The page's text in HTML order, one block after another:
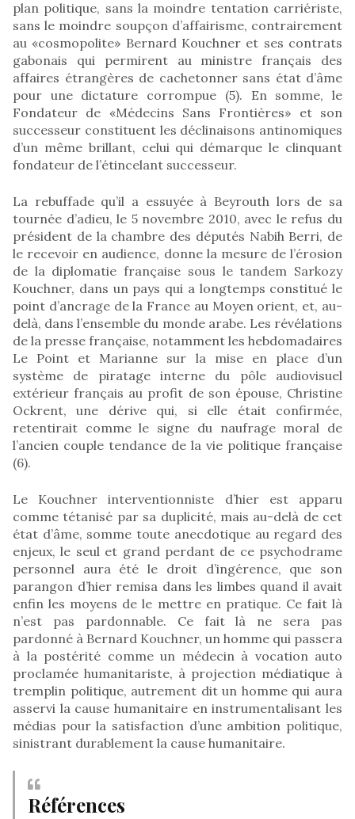
plan politique, sans la moindre tentation carriériste,
sans le moindre soupçon d’affairisme, contrairement
au «cosmopolite» Bernard Kouchner et ses contrats
gabonais qui permirent au ministre français des
affaires étrangères de cachetonner sans état d’âme
pour une dictature corrompue (5). En somme, le
Fondateur de «Médecins Sans Frontières» et son
successeur constituent les déclinaisons antinomiques
d’un même brillant, celui qui démarque le clinquant
fondateur de l’étincelant successeur.
La rebuffade qu’il a essuyée à Beyrouth lors de sa
tournée d’adieu, le 5 novembre 2010, avec le refus du
président de la chambre des députés Nabih Berri, de
le recevoir en audience, donne la mesure de l’érosion
de la diplomatie française sous le tandem Sarkozy
Kouchner, dans un pays qui a longtemps constitué le
point d’ancrage de la France au Moyen orient, et, au-
delà, dans l’ensemble du monde arabe. Les révélations
de la presse française, notamment les hebdomadaires
Le Point et Marianne sur la mise en place d’un
système de piratage interne du pôle audiovisuel
extérieur français au profit de son épouse, Christine
Ockrent, une dérive qui, si elle était confirmée,
retentirait comme le signe du naufrage moral de
l’ancien couple tendance de la vie politique française
(6).
Le Kouchner interventionniste d’hier est apparu
comme tétanisé par sa duplicité, mais au-delà de cet
état d’âme, somme toute anecdotique au regard des
enjeux, le seul et grand perdant de ce psychodrame
personnel aura été le droit d’ingérence, que son
parangon d’hier remisa dans les limbes quand il avait
enfin les moyens de le mettre en pratique. Ce fait là
n’est pas pardonnable. Ce fait là ne sera pas
pardonné à Bernard Kouchner, un homme qui passera
à la postérité comme un médecin à vocation auto
proclamée humanitariste, à projection médiatique à
tremplin politique, autrement dit un homme qui aura
asservi la cause humanitaire en instrumentalisant les
médias pour la satisfaction d’une ambition politique,
sinistrant durablement la cause humanitaire.
Références